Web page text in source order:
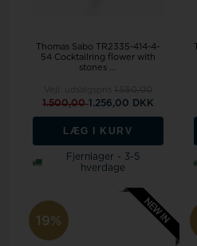
Thomas Sabo TR2335-414-4-
54 Cocktailring flower with
stones ...
1.500,001.256,00 DKK
LÆG I KURV
Fjernlager - 3-5
hverdage
19%